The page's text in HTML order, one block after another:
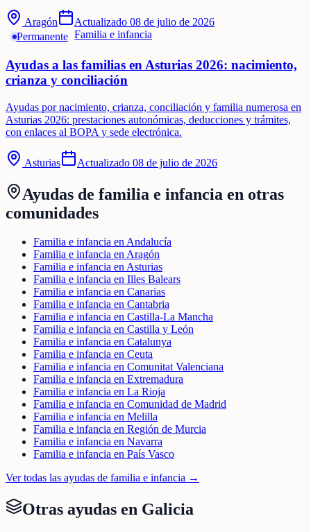
Aragón Actualizado 08 de julio de 2026
Permanente Familia e infancia
Ayudas a las familias en Asturias 2026: nacimiento,
crianza y conciliación
Ayudas por nacimiento, crianza, conciliación y familia numerosa en
Asturias 2026: prestaciones autonómicas, deducciones y trámites,
con enlaces al BOPA y sede electrónica.
Asturias Actualizado 08 de julio de 2026
Ayudas de familia e infancia en otras
comunidades
Familia e infancia en Andalucía
Familia e infancia en Aragón
Familia e infancia en Asturias
Familia e infancia en Illes Balears
Familia e infancia en Canarias
Familia e infancia en Cantabria
Familia e infancia en Castilla-La Mancha
Familia e infancia en Castilla y León
Familia e infancia en Catalunya
Familia e infancia en Ceuta
Familia e infancia en Comunitat Valenciana
Familia e infancia en Extremadura
Familia e infancia en La Rioja
Familia e infancia en Comunidad de Madrid
Familia e infancia en Melilla
Familia e infancia en Región de Murcia
Familia e infancia en Navarra
Familia e infancia en País Vasco
Ver todas las ayudas de familia e infancia →
Otras ayudas en Galicia